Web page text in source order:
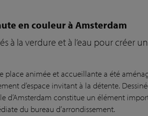
en couleur à Amsterdam
à la verdure et à l’eau pour créer
animée et accueillante a été
d’espace invitant à la détente.
d’Amsterdam constitue un élément
du bureau d’arrondissement.